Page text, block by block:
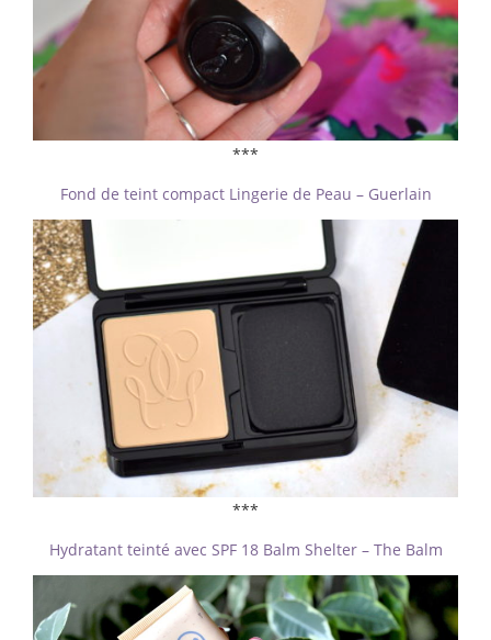
***
Fond de teint compact Lingerie de Peau – Guerlain
***
Hydratant teinté avec SPF 18 Balm Shelter – The Balm